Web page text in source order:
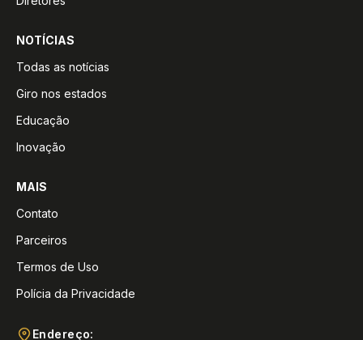
NOTÍCIAS
Todas as notícias
Giro nos estados
Educação
Inovação
MAIS
Contato
Parceiros
Termos de Uso
Polícia da Privacidade
Endereço: